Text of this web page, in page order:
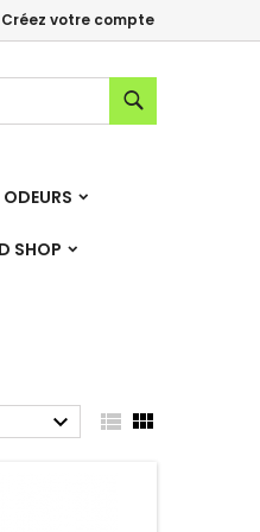
Créez votre compte
SHOP
  